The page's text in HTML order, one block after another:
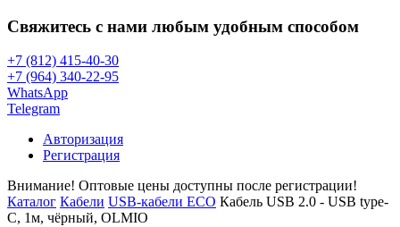
Свяжитесь с нами любым удобным способом
+7 (812) 415-40-30
+7 (964) 340-22-95
WhatsApp
Telegram
Авторизация
Регистрация
Внимание! Оптовые цены доступны после регистрации!
Каталог Кабели USB-кабели ECO Кабель USB 2.0 - USB type-
C, 1м, чёрный, OLMIO